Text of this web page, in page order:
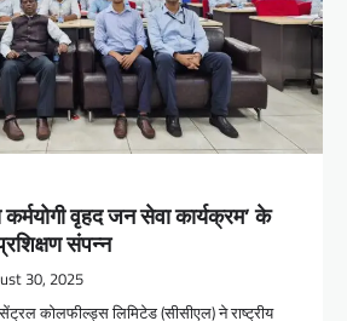
कर्मयोगी वृहद जन सेवा कार्यक्रम’ के
संपन्न
30, 2025
कोलफील्ड्स लिमिटेड (सीसीएल) ने राष्ट्रीय